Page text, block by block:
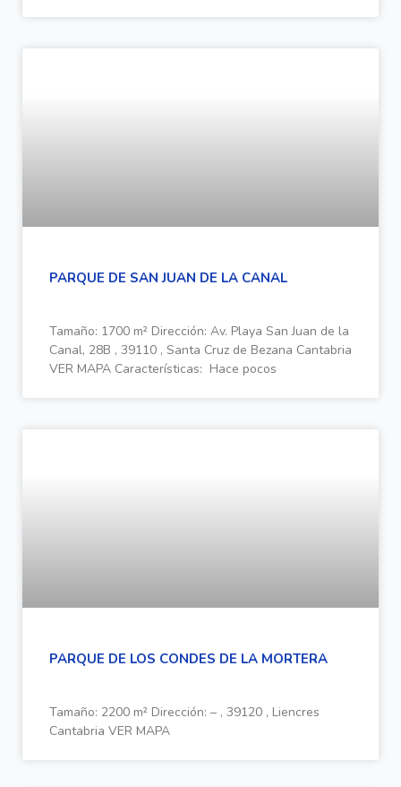
PARQUE DE SAN JUAN DE LA CANAL
Tamaño: 1700 m² Dirección: Av. Playa San Juan de la
Canal, 28B , 39110 , Santa Cruz de Bezana Cantabria
VER MAPA Características: Hace pocos
PARQUE DE LOS CONDES DE LA MORTERA
Tamaño: 2200 m² Dirección: – , 39120 , Liencres
Cantabria VER MAPA